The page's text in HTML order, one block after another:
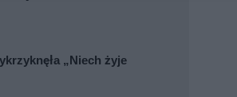
„Niech żyje